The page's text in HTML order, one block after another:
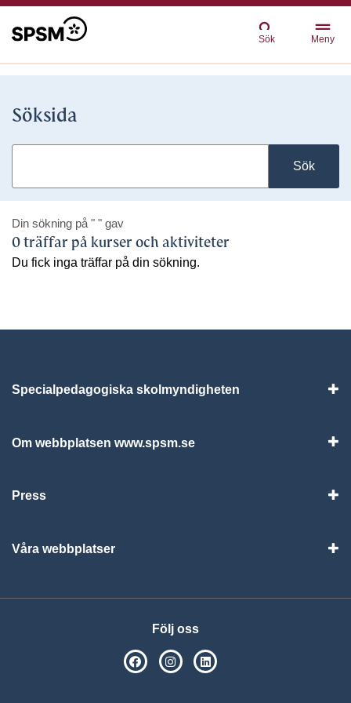
Sök Meny
Söksida
Sök
Din sökning på " " gav
0 träffar på kurser och aktiviteter
Du fick inga träffar på din sökning.
Specialpedagogiska skolmyndigheten
Om webbplatsen www.spsm.se
Press
Våra webbplatser
Följ oss
SPSM på Facebook
SPSM på Instagram